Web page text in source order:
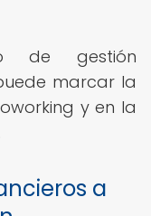
de gestión
marcar la
y en la
a